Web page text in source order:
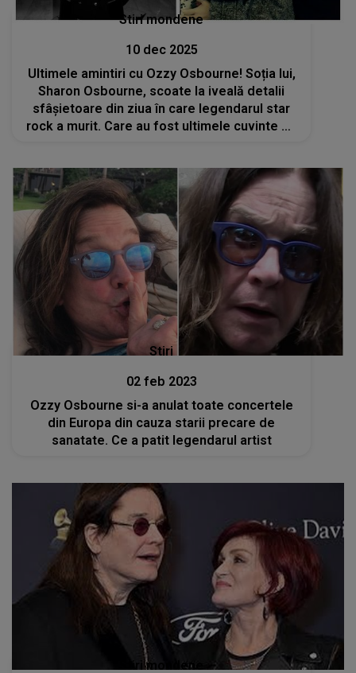
Stiri mondene
10 dec 2025
Ultimele amintiri cu Ozzy Osbourne! Soția lui,
Sharon Osbourne, scoate la iveală detalii
sfâșietoare din ziua în care legendarul star
rock a murit. Care au fost ultimele cuvinte pe
Stiri
02 feb 2023
Ozzy Osbourne si-a anulat toate concertele
din Europa din cauza starii precare de
sanatate. Ce a patit legendarul artist
Stiri mondene